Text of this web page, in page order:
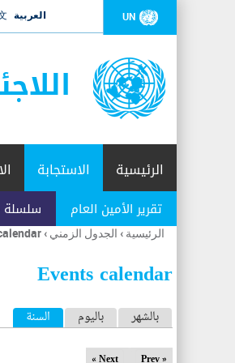
UN العربية
الرئيسية الاستجابة
تقرير الأمين العام سلسلة
أنت
هنا
الرئيسية › الجدول الزمني ›
Events calendar
ا
ل
بالشهر باليوم السنة